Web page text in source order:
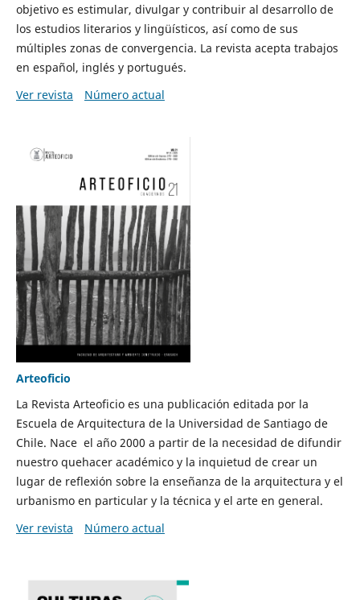
objetivo es estimular, divulgar y contribuir al desarrollo de
los estudios literarios y lingüísticos, así como de sus
múltiples zonas de convergencia. La revista acepta trabajos
en español, inglés y portugués.
Ver revista
Número actual
Arteoficio
La Revista Arteoficio es una publicación editada por la
Escuela de Arquitectura de la Universidad de Santiago de
Chile. Nace el año 2000 a partir de la necesidad de difundir
nuestro quehacer académico y la inquietud de crear un
lugar de reflexión sobre la enseñanza de la arquitectura y el
urbanismo en particular y la técnica y el arte en general.
Ver revista
Número actual